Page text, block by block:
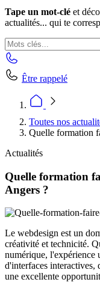
Tape un mot-clé et
actualités... qui te
Être rappelé
Toutes nos
Quelle formation
Actualités
Quelle formation
Angers ?
Le webdesign est un
créativité et technicité.
numérique, l'expérience
d'interfaces interactives,
une excellente